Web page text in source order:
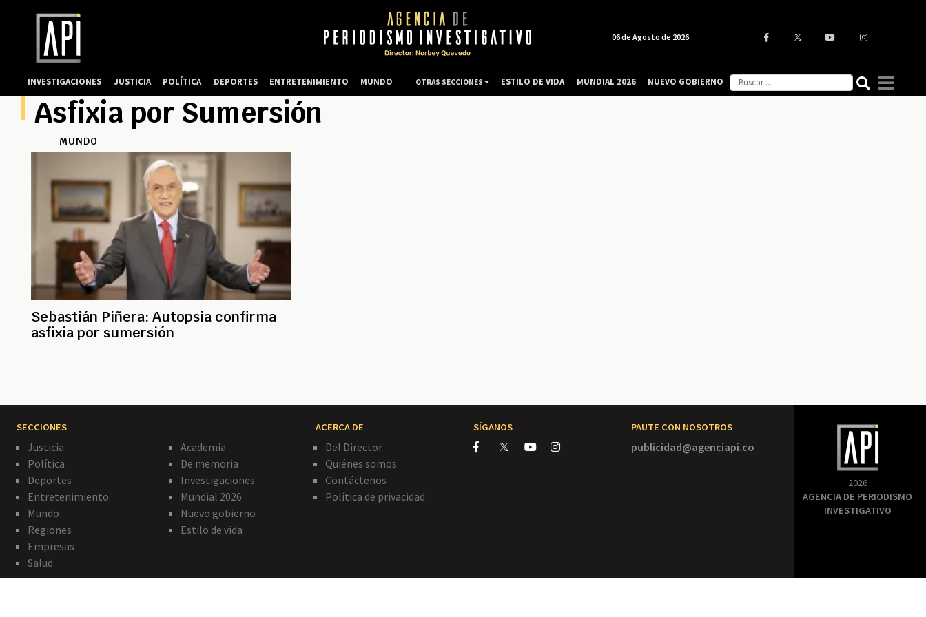
Asfixia por Sumersión
MUNDO
Sebastián Piñera: Autopsia confirma
asfixia por sumersión
SECCIONES
Justicia
Política
Deportes
Entretenimiento
Mundo
Regiones
Empresas
Salud
Academia
De memoria
Investigaciones
Mundial 2026
Nuevo gobierno
Estilo de vida
ACERCA DE
Del Director
Quiénes somos
Contáctenos
Política de privacidad
SÍGANOS PAUTE CON NOSOTROS
publicidad@agenciapi.co
2026
AGENCIA DE PERIODISMO
INVESTIGATIVO
06 de Agosto de 2026
INVESTIGACIONES JUSTICIA POLÍTICA DEPORTES ENTRETENIMIENTO MUNDO OTRAS SECCIONES ESTILO DE VIDA MUNDIAL 2026 NUEVO GOBIERNO